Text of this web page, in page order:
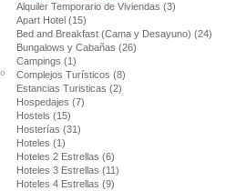
Alquiler Temporario de Viviendas (3)
Apart Hotel (15)
Bed and Breakfast (Cama y Desayuno) (24)
Bungalows y Cabañas (26)
Campings (1)
Complejos Turísticos (8)
Estancias Turisticas (2)
Hospedajes (7)
Hostels (15)
Hosterías (31)
Hoteles (1)
Hoteles 2 Estrellas (6)
Hoteles 3 Estrellas (11)
Hoteles 4 Estrellas (9)